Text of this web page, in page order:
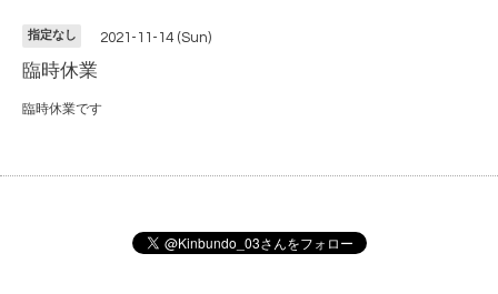
指定なし 2021-11-14 (Sun)
臨時休業
臨時休業です